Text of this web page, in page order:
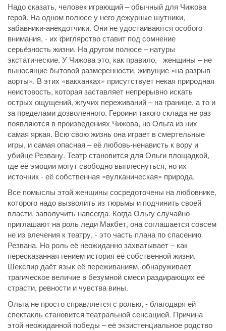
Надо сказать, человек играющий – обычный для Чижова
герой. На одном полюсе у него дежурные шутники,
забавники-анекдотчики. Они не удостаиваются особого
внимания, - их фиглярство ставит под сомнение
серьёзность жизни. На другом полюсе – натуры
экстатические. У Чижова это, как правило, женщины – не
выносящие бытовой размеренности, живущие «на разрыв
аорты». В этих «вакханках» присутствует некая природная
неистовость, которая заставляет непрерывно искать
острых ощущений, жгучих переживаний – на границе, а то и
за пределами дозволенного. Героини такого склада не раз
появляются в произведениях Чижова, но Ольга из них
самая яркая. Всю свою жизнь она играет в смертельные
игры, и самая опасная – её любовь-ненависть к вору и
убийце Резвану. Театр становится для Ольги площадкой,
где её эмоции могут свободно выплеснуться, но их
источник - её собственная «вулканическая» природа.
Все помыслы этой женщины сосредоточены на любовнике,
которого надо вызволить из тюрьмы и подчинить своей
власти, заполучить навсегда. Когда Ольгу случайно
приглашают на роль леди Макбет, она соглашается совсем
не из влечения к театру, - это часть плана по спасению
Резвана. Но роль её неожиданно захватывает – как
пересказанная гением история её собственной жизни.
Шекспир даёт язык её переживаниям, обнаруживает
трагическое величие в безумной смеси раздирающих её
страсти, ревности и чувства вины.
Ольга не просто справляется с ролью, - благодаря ей
спектакль становится театральной сенсацией. Причина
этой неожиданной победы – её экзистенциальное родство